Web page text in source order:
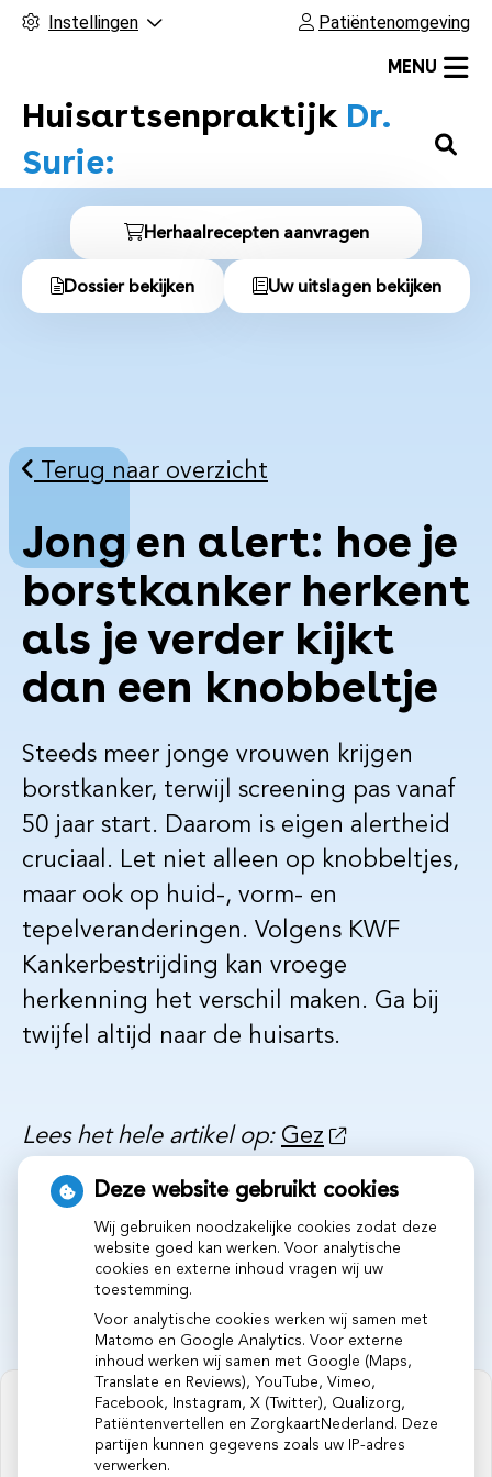
Instellingen Patiëntenomgeving
Huisartsenpraktijk Dr.
Surie:
H
o
o
f
d
m
MENU
n
e
a
a
r
Herhaalrecepten aanvragen
Dossier bekijken Uw uitslagen bekijken
Terug naar overzicht
Jong en alert: hoe je
borstkanker herkent
als je verder kijkt
dan een knobbeltje
Steeds meer jonge vrouwen krijgen
borstkanker, terwijl screening pas vanaf
50 jaar start. Daarom is eigen alertheid
cruciaal. Let niet alleen op knobbeltjes,
maar ook op huid-, vorm- en
tepelveranderingen. Volgens KWF
Kankerbestrijding kan vroege
herkenning het verschil maken. Ga bij
twijfel altijd naar de huisarts.
Lees het hele artikel op: Gez
Publicatiedatum:
U heeft geen toestemming gegeven
Deze website gebruikt cookies
Wij gebruiken noodzakelijke cookies zodat deze
website goed kan werken. Voor analytische
cookies en externe inhoud vragen wij uw
toestemming.
Voor analytische cookies werken wij samen met
Matomo en Google Analytics. Voor externe
inhoud werken wij samen met Google (Maps,
Translate en Reviews), YouTube, Vimeo,
Facebook, Instagram, X (Twitter), Qualizorg,
Patiëntenvertellen en ZorgkaartNederland. Deze
partijen kunnen gegevens zoals uw IP-adres
verwerken.